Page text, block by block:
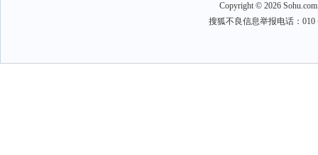
Copyright © 2026
搜狐不良信息举报电话：010